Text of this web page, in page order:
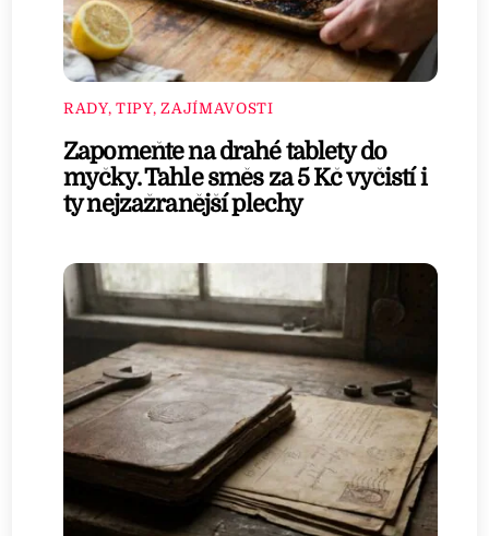
RADY, TIPY, ZAJÍMAVOSTI
Zapomeňte na drahé tablety do
myčky. Tahle směs za 5 Kč vyčistí i
ty nejzažranější plechy